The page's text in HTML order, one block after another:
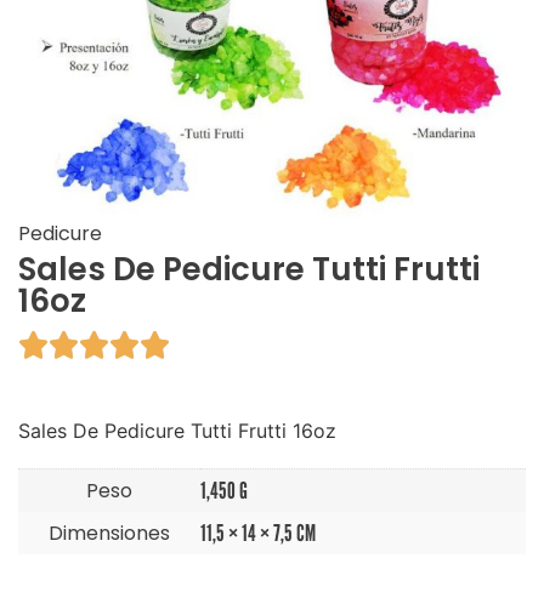
Pedicure
Sales De Pedicure Tutti Frutti
16oz

Sales De Pedicure Tutti Frutti 16oz
Peso 1,450 G
Dimensiones 11,5 × 14 × 7,5 CM